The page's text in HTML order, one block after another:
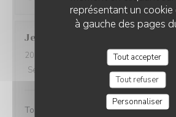
représentant un cookie
à gauche des pages
Tout accepter
Tout refuser
Personnaliser
Jean-Louis
2026-07-14
- 19:30 - Couverts 3
Service
Ambiance:4/5 Cuisine:5
Toujours agréable de venir au Rizzo